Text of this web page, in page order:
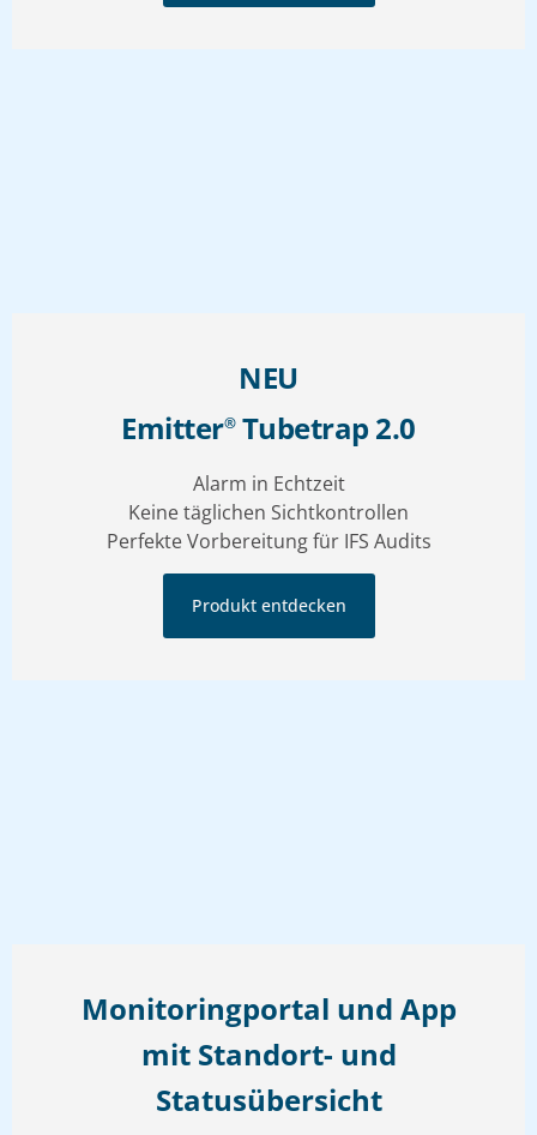
NEU
Emitter®Tubetrap 2.0
Alarm in Echtzeit
Keine täglichen Sichtkontrollen
Perfekte Vorbereitung für IFS Audits
Produkt entdecken
Monitoringportal und App
mit Standort- und
Statusübersicht